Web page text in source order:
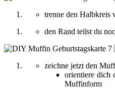
trenne den Halbkreis
den Rand teilst du
zeichne jetzt den
orientiere dich
Muffinform